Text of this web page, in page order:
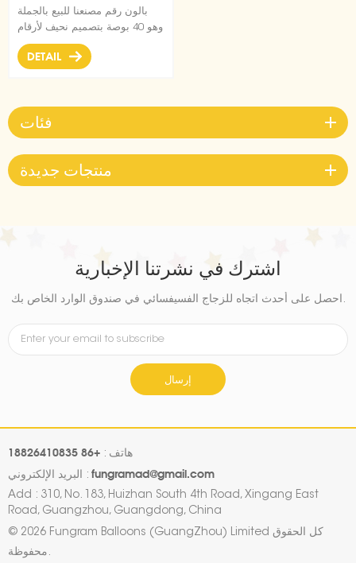
بالون رقم مصنعنا للبيع بالجملة
وهو 40 بوصة بتصميم نحيف لأرقام
البالونات ، يستخدم لحفلات أعياد
الميلاد وعيد الحب وديكورات
DETAIL
فئات
منتجات جديدة
اشترك في نشرتنا الإخبارية
احصل على أحدث اتجاه للزجاج الفسيفسائي في صندوق الوارد الخاص بك.
إرسال
هاتف : +86 18826410835
البريد الإلكتروني : fungramad@gmail.com
Add : 310, No. 183, Huizhan South 4th Road, Xingang East
Road, Guangzhou, Guangdong, China
© 2026 Fungram Balloons (GuangZhou) Limited كل الحقوق
محفوظة.